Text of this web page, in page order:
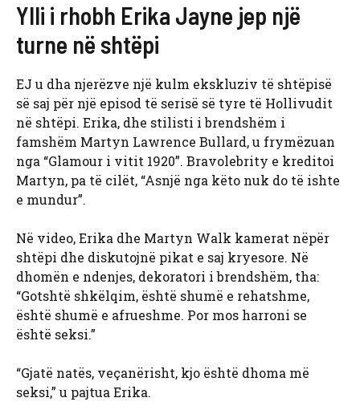
Ylli i rhobh Erika Jayne jep një
turne në shtëpi
EJ u ​​dha njerëzve një kulm ekskluziv të shtëpisë
së saj për një episod të serisë së tyre të Hollivudit
në shtëpi. Erika, dhe stilisti i brendshëm i
famshëm Martyn Lawrence Bullard, u frymëzuan
nga “Glamour i vitit 1920”. Bravolebrity e kreditoi
Martyn, pa të cilët, “Asnjë nga këto nuk do të ishte
e mundur”.
Në video, Erika dhe Martyn Walk kamerat nëpër
shtëpi dhe diskutojnë pikat e saj kryesore. Në
dhomën e ndenjes, dekoratori i brendshëm, tha:
“Gotshtë shkëlqim, është shumë e rehatshme,
është shumë e afrueshme. Por mos harroni se
është seksi.”
“Gjatë natës, veçanërisht, kjo është dhoma më
seksi,” u pajtua Erika.